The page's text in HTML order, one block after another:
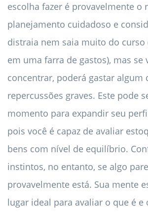
escolha fazer é provavelmente o
planejamento cuidadoso e
distraia nem saia muito do curso
em uma farra de gastos), mas se
concentrar, poderá gastar algum
repercussões graves. Este pode
momento para expandir seu
pois você é capaz de avaliar
bens com nível de equilíbrio.
instintos, no entanto, se algo
provavelmente está. Sua mente
lugar ideal para avaliar o que é e